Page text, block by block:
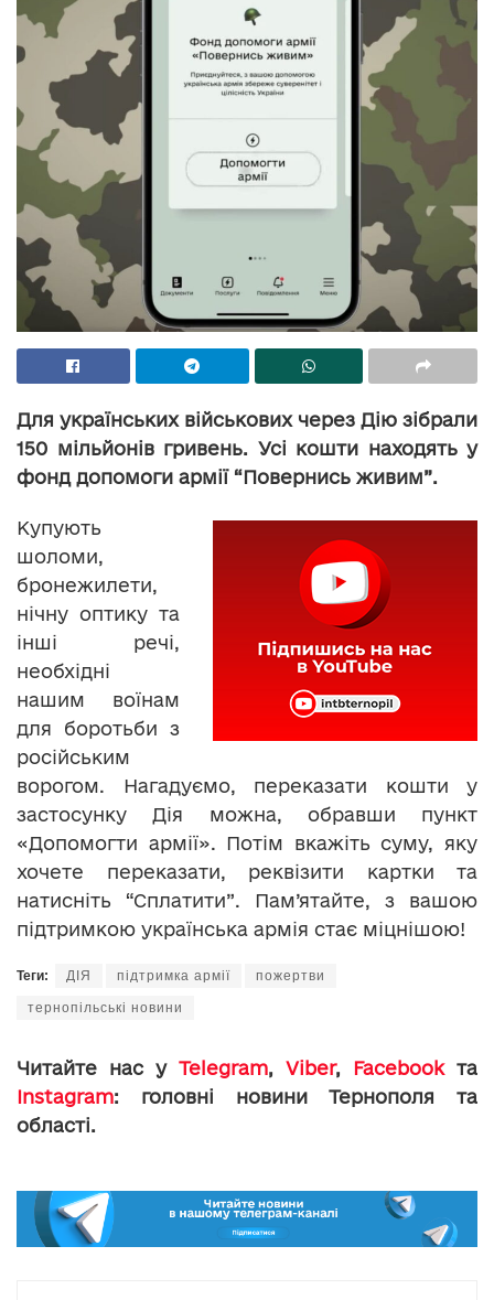
Для українських військових через Дію зібрали
150 мільйонів гривень. Усі кошти находять у
фонд допомоги армії “Повернись живим”.
Купують
шоломи,
бронежилети,
нічну оптику та
інші речі,
необхідні
нашим воїнам
для боротьби з
російським
ворогом. Нагадуємо, переказати кошти у
застосунку Дія можна, обравши пункт
«Допомогти армії». Потім вкажіть суму, яку
хочете переказати, реквізити картки та
натисніть “Сплатити”. Пам’ятайте, з вашою
підтримкою українська армія стає міцнішою!
Теги: ДІЯ підтримка армії пожертви
тернопільські новини
Читайте нас у Telegram, Viber, Facebookта
Instagram: головні новини Тернополя та
області.